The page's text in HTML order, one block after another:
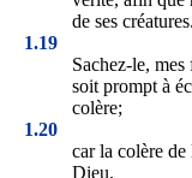
de ses créatures.
1.19
Sachez-le,
soit prompt à
colère;
1.20
car la colère
Dieu.